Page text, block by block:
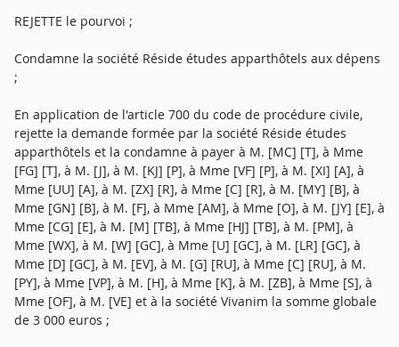
REJETTE le pourvoi ;
Condamne la société Réside études apparthôtels aux dépens
;
En application de l'article 700 du code de procédure civile,
rejette la demande formée par la société Réside études
apparthôtels et la condamne à payer à M. [MC] [T], à Mme
[FG] [T], à M. [J], à M. [KJ] [P], à Mme [VF] [P], à M. [XI] [A], à
Mme [UU] [A], à M. [ZX] [R], à Mme [C] [R], à M. [MY] [B], à
Mme [GN] [B], à M. [F], à Mme [AM], à Mme [O], à M. [JY] [E], à
Mme [CG] [E], à M. [M] [TB], à Mme [HJ] [TB], à M. [PM], à
Mme [WX], à M. [W] [GC], à Mme [U] [GC], à M. [LR] [GC], à
Mme [D] [GC], à M. [EV], à M. [G] [RU], à Mme [C] [RU], à M.
[PY], à Mme [VP], à M. [H], à Mme [K], à M. [ZB], à Mme [S], à
Mme [OF], à M. [VE] et à la société Vivanim la somme globale
de 3 000 euros ;